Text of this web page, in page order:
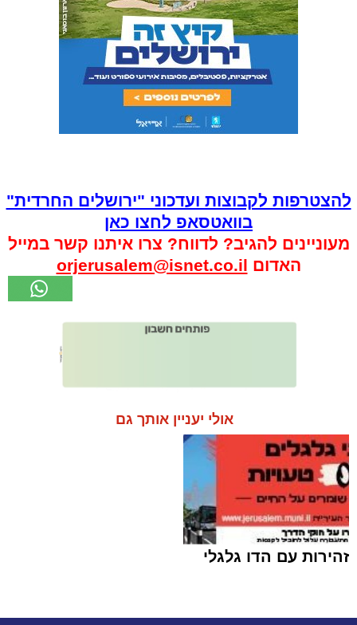
להצטרפות לקבוצות ועדכוני "ירושלים החרדית"
בוואטסאפ לחצו כאן
מעוניינים להגיב? לדווח? צרו איתנו קשר במייל
האדום orjerusalem@isnet.co.il
אולי יעניין אותך גם
זהירות עם הדו גלגלי